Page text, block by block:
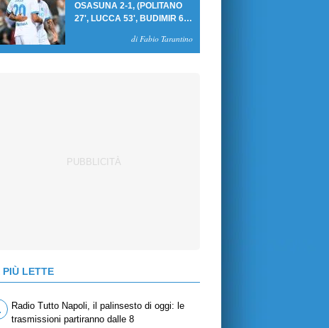
OSASUNA 2-1, (POLITANO
27', LUCCA 53', BUDIMIR 69'
PER PRIMA VITTORIA AL
di Fabio Tarantino
PIÙ LETTE
Radio Tutto Napoli, il palinsesto di oggi: le
trasmissioni partiranno dalle 8